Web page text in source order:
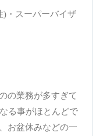
)・スーパーバイザ
の業務が多すぎて
る事がほとんどで
お盆休みなどの一